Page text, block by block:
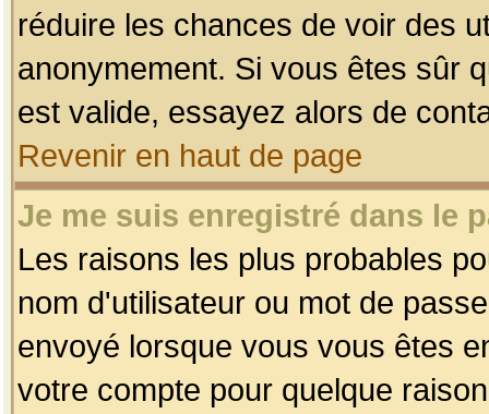
réduire les chances de voir des
anonymement. Si vous êtes sûr
est valide, essayez alors de
Revenir en haut de page
Je me suis enregistré dans le
Les raisons les plus probables
nom d'utilisateur ou mot de
envoyé lorsque vous vous êtes
votre compte pour quelque